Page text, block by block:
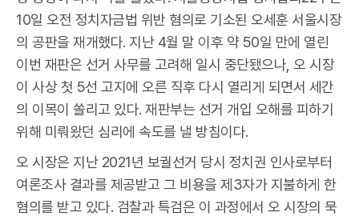
10일 오전 정치자금법 위반 혐의로 기소된 오세훈 서울시장
의 공판을 재개했다. 지난 4월 말 이후 약 50일 만에 열린
이번 재판은 선거 사무를 고려해 일시 중단됐으나, 오 시장
이 사상 첫 5선 고지에 오른 직후 다시 열리게 되면서 세간
의 이목이 쏠리고 있다. 재판부는 선거 개입 오해를 피하기
위해 미뤄왔던 심리에 속도를 낼 방침이다.
오 시장은 지난 2021년 보궐선거 당시 정치권 인사로부터
여론조사 결과를 제공받고 그 비용을 제3자가 지불하게 한
혐의를 받고 있다. 검찰과 특검은 이 과정에서 오 시장의 묵